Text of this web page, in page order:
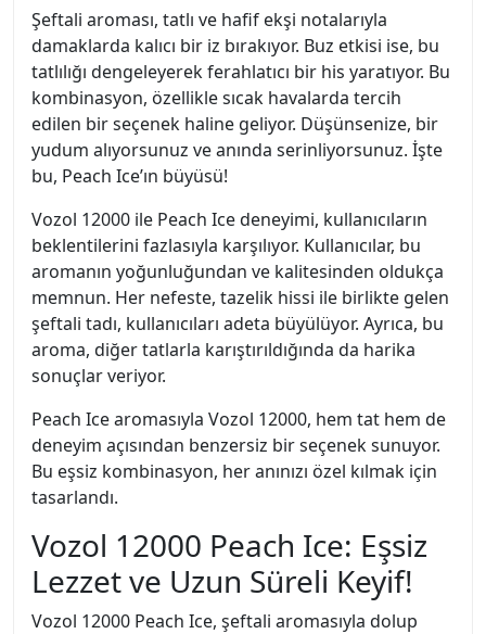
Şeftali aroması, tatlı ve hafif ekşi notalarıyla
damaklarda kalıcı bir iz bırakıyor. Buz etkisi ise, bu
tatlılığı dengeleyerek ferahlatıcı bir his yaratıyor. Bu
kombinasyon, özellikle sıcak havalarda tercih
edilen bir seçenek haline geliyor. Düşünsenize, bir
yudum alıyorsunuz ve anında serinliyorsunuz. İşte
bu, Peach Ice’ın büyüsü!
Vozol 12000 ile Peach Ice deneyimi, kullanıcıların
beklentilerini fazlasıyla karşılıyor. Kullanıcılar, bu
aromanın yoğunluğundan ve kalitesinden oldukça
memnun. Her nefeste, tazelik hissi ile birlikte gelen
şeftali tadı, kullanıcıları adeta büyülüyor. Ayrıca, bu
aroma, diğer tatlarla karıştırıldığında da harika
sonuçlar veriyor.
Peach Ice aromasıyla Vozol 12000, hem tat hem de
deneyim açısından benzersiz bir seçenek sunuyor.
Bu eşsiz kombinasyon, her anınızı özel kılmak için
tasarlandı.
Vozol 12000 Peach Ice: Eşsiz
Lezzet ve Uzun Süreli Keyif!
Vozol 12000 Peach Ice, şeftali aromasıyla dolup